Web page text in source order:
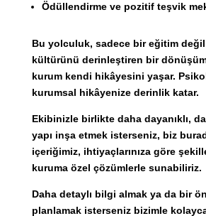
Ödüllendirme ve pozitif teşvik
Bu yolculuk, sadece bir eğitim
kültürünü derinleştiren bir dönüşüm
kurum kendi hikâyesini yaşar.
kurumsal hikâyenize derinlik katar.
Ekibinizle birlikte daha dayanıklı,
yapı inşa etmek isterseniz, biz
içeriğimiz, ihtiyaçlarınıza göre
kuruma özel çözümlerle sunabiliriz.
Daha detaylı bilgi almak ya da bir
planlamak isterseniz bizimle